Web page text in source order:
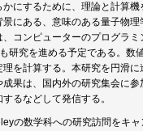
にするために、理論と計算
にある、意味のある量子物
コンピューターのプログラ
研究を進める予定である。数
を計算する。本研究を円滑
果は、国内外の研究集会に
るなどして発信する。
の数学科への研究訪問をキ